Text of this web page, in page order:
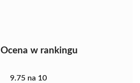
Ocena w rankingu
9.75 na 10